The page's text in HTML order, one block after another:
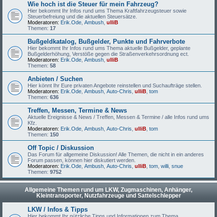
Wie hoch ist die Steuer für mein Fahrzeug?
Hier bekommt Ihr Infos rund ums Thema Kraftfahrzeugsteuer sowie
Steuerbefreiung und die aktuellen Steuersätze.
Moderatoren: Erik.Ode Ambush ulliB
Themen: 17
Bußgeldkatalog, Bußgelder, Punkte und Fahrverbote
Hier bekommt Ihr Infos rund ums Thema aktuelle Bußgelder, geplante
Bußgelderhöhung, Verstöße gegen die Straßenverkehrsordnung ect.
Moderatoren: Erik.Ode Ambush ulliB
Themen: 58
Anbieten / Suchen
Hier könnt Ihr Eure privaten Angebote reinstellen und Suchaufträge stellen.
Moderatoren: Erik.Ode Ambush Auto-Chris ulliB tom
Themen: 636
Treffen, Messen, Termine & News
Aktuelle Ereignisse & News / Treffen, Messen & Termine / alle Infos rund ums
Kfz.
Moderatoren: Erik.Ode Ambush Auto-Chris ulliB tom
Themen: 150
Off Topic / Diskussion
Das Forum für allgemeine Diskussion! Alle Themen, die nicht in ein anderes
Forum passen, können hier diskutiert werden.
Moderatoren: Erik.Ode Ambush Auto-Chris ulliB tom willi snue
Themen: 9752
Allgemeine Themen rund um LKW, Zugmaschinen, Anhänger,
Kleintransporter, Nutzfahrzeuge und Sattelschlepper
LKW / Infos & Tipps